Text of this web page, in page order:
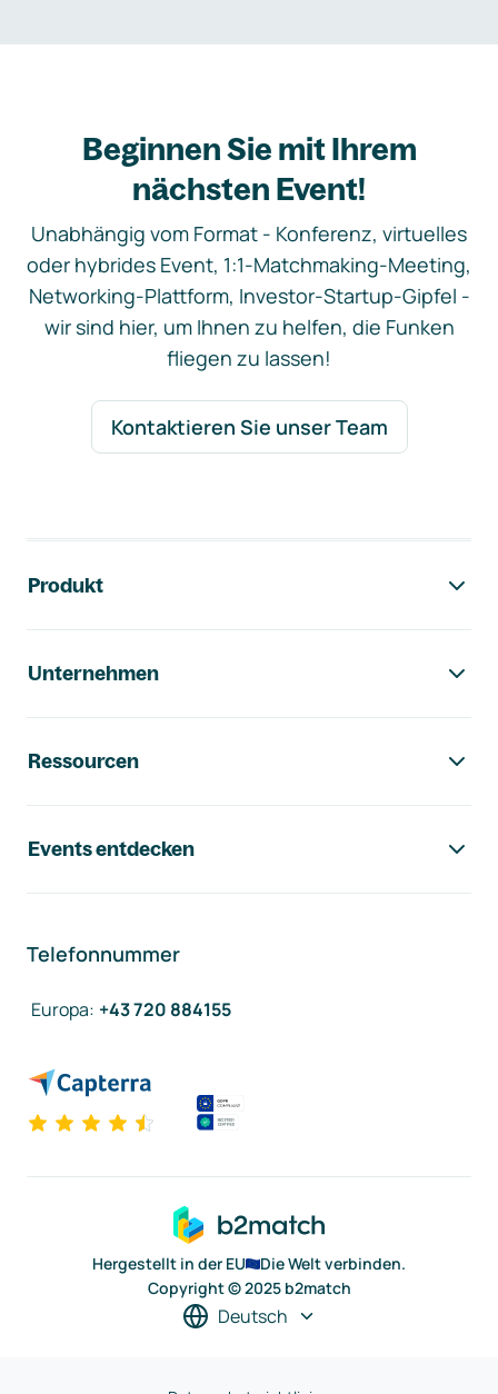
Beginnen Sie mit Ihrem
nächsten Event!
Unabhängig vom Format - Konferenz, virtuelles
oder hybrides Event, 1:1-Matchmaking-Meeting,
Networking-Plattform, Investor-Startup-Gipfel -
wir sind hier, um Ihnen zu helfen, die Funken
fliegen zu lassen!
Kontaktieren Sie unser Team
Produkt
Unternehmen
Ressourcen
Events entdecken
Telefonnummer
Europa: +43 720 884155
Hergestellt in der EU
Die Welt verbinden.
Copyright © 2025 b2match
Deutsch